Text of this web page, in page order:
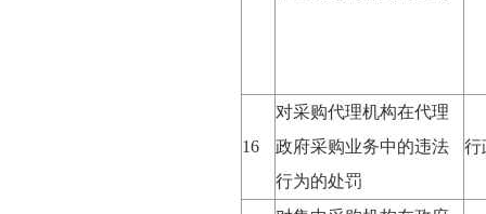
16
对采购代理机构在代理
政府采购业务中的违法
行为的处罚
行